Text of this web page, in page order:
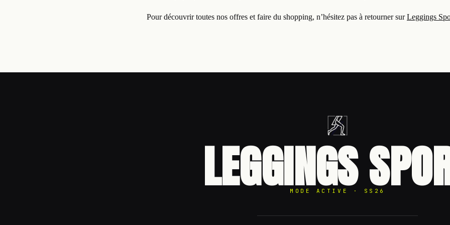
Pour découvrir toutes nos offres et faire du shopping, n’hésitez pas à retourner surLeggings
LEGGINGS
MODE ACTIVE · SS26